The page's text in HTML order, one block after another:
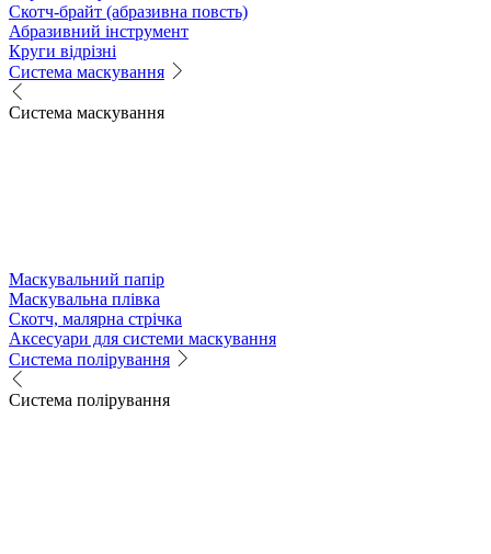
Скотч-брайт (абразивна повсть)
Абразивний інструмент
Круги відрізні
Система маскування
Система маскування
Маскувальний папір
Маскувальна плівка
Скотч, малярна стрічка
Аксесуари для системи маскування
Система полірування
Система полірування